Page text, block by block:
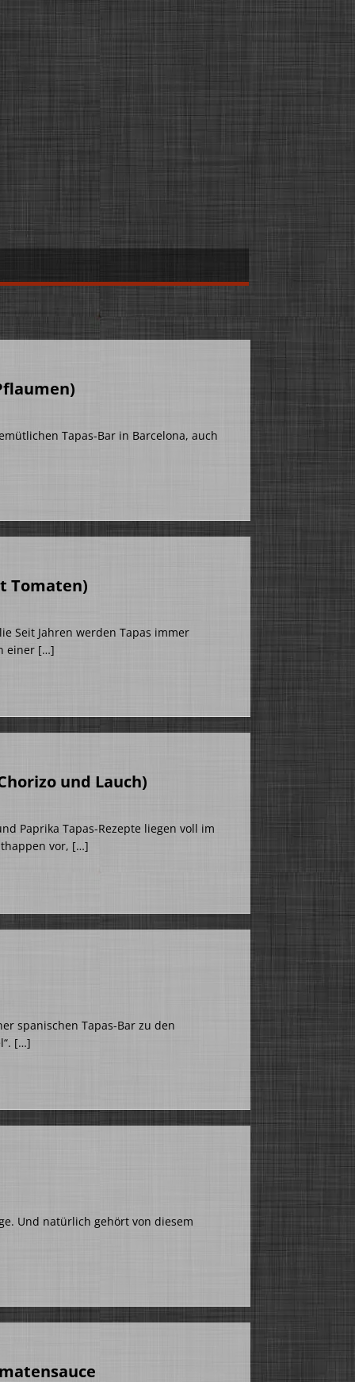
Tapas-Bar in Barcelona, auch
Tomaten)
Seit Jahren werden Tapas immer
einer […]
und Lauch)
Paprika Tapas-Rezepte liegen voll im
vor, […]
spanischen Tapas-Bar zu den
[…]
Und natürlich gehört von diesem